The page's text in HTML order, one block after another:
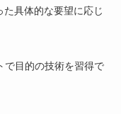
具体的な要望に応じ
で目的の技術を習得で